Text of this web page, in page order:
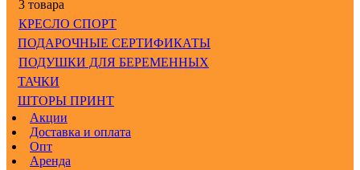
3 товара
КРЕСЛО СПОРТ
ПОДАРОЧНЫЕ СЕРТИФИКАТЫ
ПОДУШКИ ДЛЯ БЕРЕМЕННЫХ
ТАЧКИ
ШТОРЫ ПРИНТ
Акции
Доставка и оплата
Опт
Аренда